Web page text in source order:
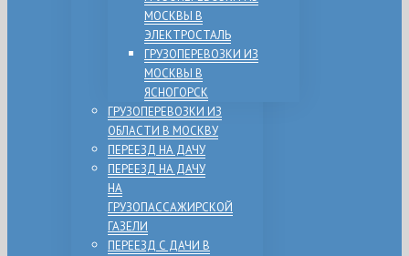
МОСКВЫ В
ЭЛЕКТРОСТАЛЬ
ГРУЗОПЕРЕВОЗКИ ИЗ
МОСКВЫ В
ЯСНОГОРСК
ГРУЗОПЕРЕВОЗКИ ИЗ
ОБЛАСТИ В МОСКВУ
ПЕРЕЕЗД НА ДАЧУ
ПЕРЕЕЗД НА ДАЧУ
НА
ГРУЗОПАССАЖИРСКОЙ
ГАЗЕЛИ
ПЕРЕЕЗД С ДАЧИ В